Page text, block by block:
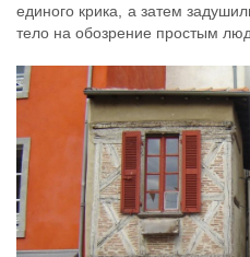
единого крика, а затем
тело на обозрение простым